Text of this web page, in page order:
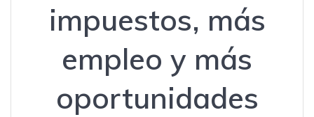
impuestos, más
empleo y más
oportunidades